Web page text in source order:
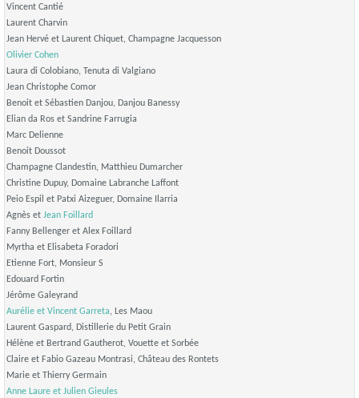
Vincent Cantié
Laurent Charvin
Jean Hervé et Laurent Chiquet, Champagne Jacquesson
Olivier Cohen
Laura di Colobiano, Tenuta di Valgiano
Jean Christophe Comor
Benoit et Sébastien Danjou, Danjou Banessy
Elian da Ros et Sandrine Farrugia
Marc Delienne
Benoit Doussot
Champagne Clandestin, Matthieu Dumarcher
Christine Dupuy, Domaine Labranche Laffont
Peio Espil et Patxi Aizeguer, Domaine Ilarria
Agnès et Jean Foillard
Fanny Bellenger et Alex Foillard
Myrtha et Elisabeta Foradori
Etienne Fort, Monsieur S
Edouard Fortin
Jérôme Galeyrand
Aurélie et Vincent Garreta, Les Maou
Laurent Gaspard, Distillerie du Petit Grain
Hélène et Bertrand Gautherot, Vouette et Sorbée
Claire et Fabio Gazeau Montrasi, Château des Rontets
Marie et Thierry Germain
Anne Laure et Julien Gieules